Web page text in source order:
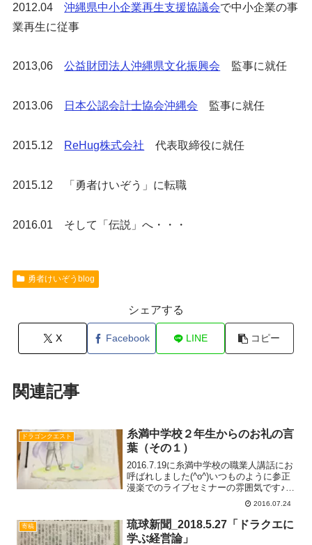
2012.04沖縄県中小企業再生支援協議会で中小企業の事
業再生に従事
2013,06公益財団法人沖縄県文化振興会 監事に就任
2013.06 日本公認会計士協会沖縄会 監事に就任
2015.12 ReHug株式会社 代表取締役に就任
2015.12 「勇者けいぞう」に転職
2016.01 そして「伝説」へ・・・
勇者けいぞうblog
シェアする
X Facebook LINE コピー
関連記事
ドラゴンクエスト
糸満中学校２年生からのお礼の言
葉（その１）
2016.7.19に糸満中学校の職業人講話にお
呼ばれしました(^o^)いつものように参正
漫楽でのライブセミナーの雰囲気です♪参
加いただいた生徒の皆さんからの感想文
集が届きました！表紙から高水準の絵！
皆さんからの素敵な言葉を少しご紹介*\
(^Read more...
2016.07.24
寄稿
琉球新聞_2018.5.27「ドラクエに
学ぶ経営論」